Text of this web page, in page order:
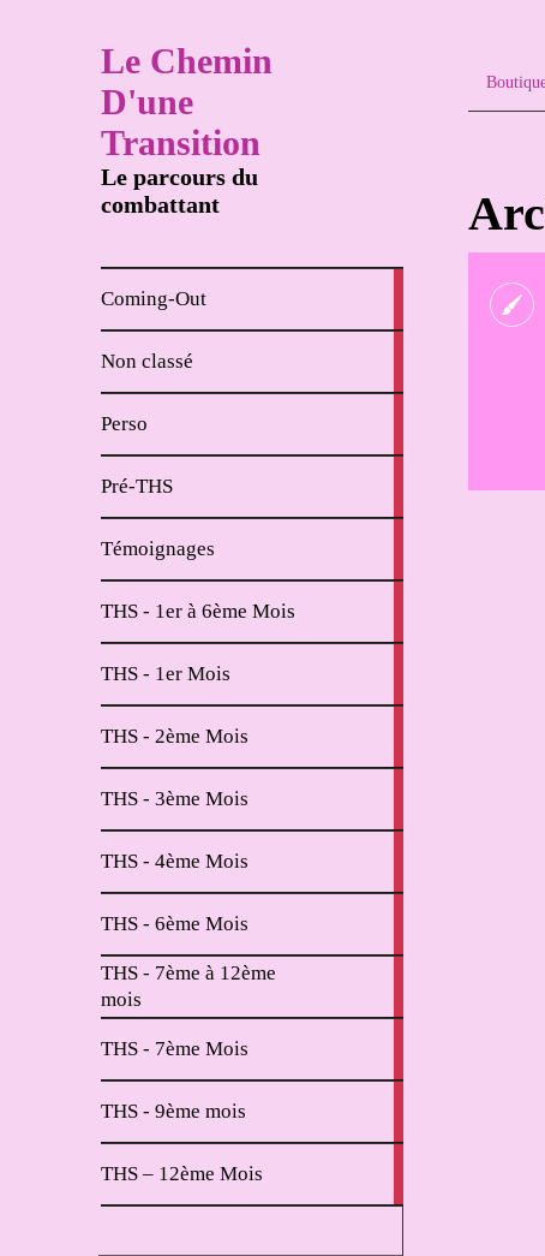
Le Chemin
D'une
Transition
Le parcours du
combattant
Coming-Out
Non classé
Perso
Pré-THS
Témoignages
THS - 1er à 6ème Mois
THS - 1er Mois
THS - 2ème Mois
THS - 3ème Mois
THS - 4ème Mois
THS - 6ème Mois
THS - 7ème à 12ème
mois
THS - 7ème Mois
THS - 9ème mois
THS – 12ème Mois